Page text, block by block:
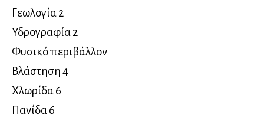
Γεωλογία 2
Υδρογραφία 2
Φυσικό περιβάλλον
Βλάστηση 4
Χλωρίδα 6
Πανίδα 6